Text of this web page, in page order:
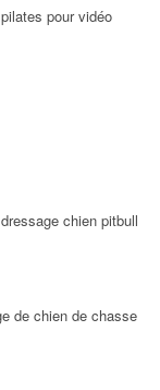
pour vidéo
chien pitbull
de chien de chasse